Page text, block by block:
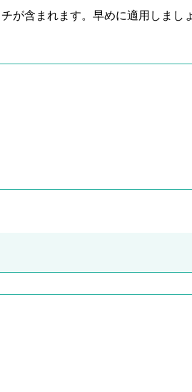
が含まれます。早めに適用しまし